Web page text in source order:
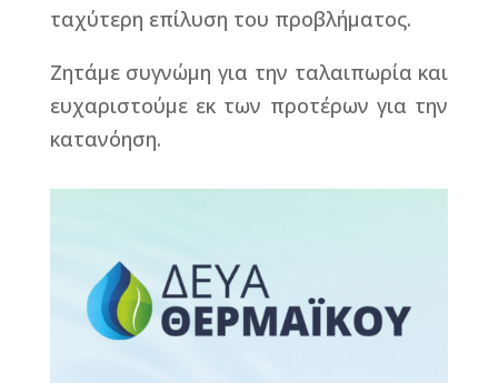
ταχύτερη επίλυση του προβλήματος.
Ζητάμε συγνώμη για την ταλαιπωρία και
ευχαριστούμε εκ των προτέρων για την
κατανόηση.